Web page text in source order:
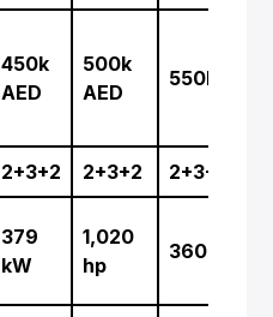
450k
AED
500k
AED
550k AED
2+3+2 2+3+2 2+3+2
379
kW
1,020
hp
360 kW